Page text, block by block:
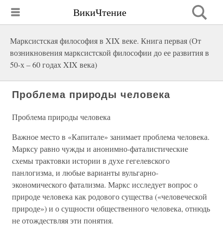
ВикиЧтение
Марксистская философия в XIX веке. Книга первая (От
возникновения марксистской философии до ее развития в
50-х – 60 годах XIX века)
Проблема природы человека
Проблема природы человека
Важное место в «Капитале» занимает проблема человека.
Марксу равно чужды и анонимно-фаталистические
схемы трактовки истории в духе гегелевского
панлогизма, и любые варианты вульгарно-
экономического фатализма. Маркс исследует вопрос о
природе человека как родового существа («человеческой
природе») и о сущности общественного человека, отнюдь
не отождествляя эти понятия.